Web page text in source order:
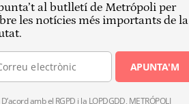
al butlletí de Metrópoli per
les notícies més importants de la
APUNTA'M
D’acord amb el RGPD i la LOPDGDD, METRÓPOLI